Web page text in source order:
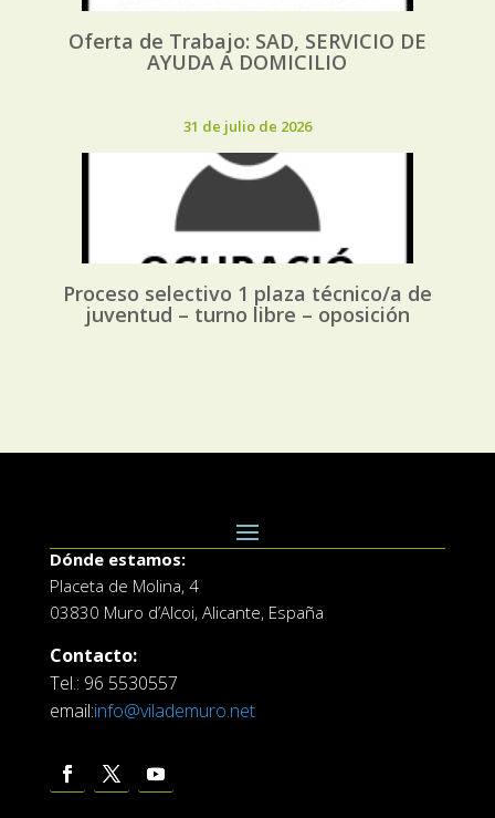
Oferta de Trabajo: SAD, SERVICIO DE
AYUDA A DOMICILIO
31 de julio de 2026
Proceso selectivo 1 plaza técnico/a de
juventud – turno libre – oposición
Dónde estamos:
Placeta de Molina, 4
03830 Muro d’Alcoi, Alicante, España
Contacto:
Tel.: 96 5530557
email:info@vilademuro.net